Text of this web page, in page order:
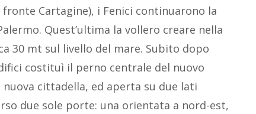
fronte Cartagine), i Fenici continuarono la
Quest’ultima la vollero creare nella
30 mt sul livello del mare. Subito dopo
costituì il perno centrale del nuovo
cittadella, ed aperta su due lati
due sole porte: una orientata a nord-est,